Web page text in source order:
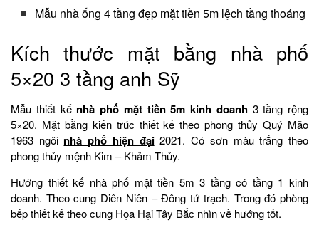
Mẫu nhà ống 4 tầng đẹp mặt tiền 5m lệch tầng thoáng
Kích thước mặt bằng nhà phố
5×20 3 tầng anh Sỹ
Mẫu thiết kế nhà phố mặt tiền 5m kinh doanh3 tầng rộng
5×20. Mặt bằng kiến trúc thiết kế theo phong thủy Quý Mão
1963 ngôi nhà phố hiện đại2021. Có sơn màu trắng theo
phong thủy mệnh Kim – Khảm Thủy.
Hướng thiết kế nhà phố mặt tiền 5m 3 tầng có tầng 1 kinh
doanh. Theo cung Diên Niên – Đông tứ trạch. Trong đó phòng
bếp thiết kế theo cung Họa Hại Tây Bắc nhìn về hướng tốt.